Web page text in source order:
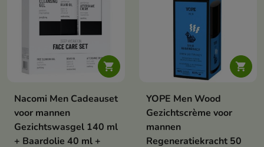

Nacomi Men Cadeauset
voor mannen
Gezichtswasgel 140 ml
+ Baardolie 40 ml +

YOPE Men Wood
Gezichtscrème voor
mannen
Regeneratiekracht 50